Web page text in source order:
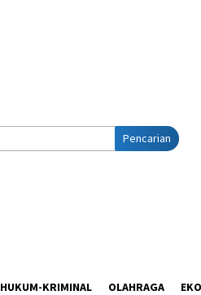
Pencarian
HUKUM-KRIMINAL OLAHRAGA